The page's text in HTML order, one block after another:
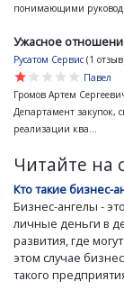
понимающими
Ужасное
Русатом Сервис (1
star
star
star
star
star
Павел
Громов Артем
Департамент закупок,
реализации ква...
Читайте на
Кто такие бизнес-
Бизнес-ангелы -
личные деньги в
развития, где
этом случае
такого